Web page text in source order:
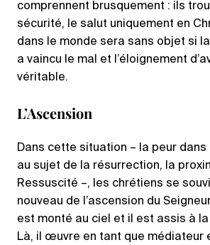
comprennent brusquement : ils
sécurité, le salut uniquement en
dans le monde sera sans objet si
a vaincu le mal et l’éloignement
véritable.
L’Ascension
Dans cette situation – la peur dans
au sujet de la résurrection, la
Ressuscité –, les chrétiens se
nouveau de l’ascension du
est monté au ciel et il est assis à
Là, il œuvre en tant que médiateur